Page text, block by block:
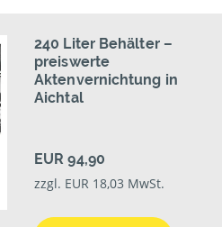
240 Liter Behälter –
preiswerte
Aktenvernichtung in
Aichtal
EUR 94,90
zzgl. EUR 18,03 MwSt.